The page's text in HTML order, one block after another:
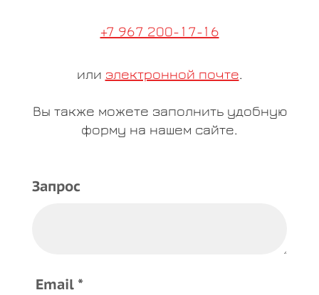
+7 967 200-17-16
или электронной почте.
Вы также можете заполнить удобную
форму на нашем сайте.
Запрос
Email *